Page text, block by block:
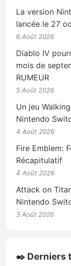
La version
lancée le 27
6 Août 2026
Diablo IV
mois de
RUMEUR
5 Août 2026
Un jeu
Nintendo
4 Août 2026
Fire Emblem:
Récapitulatif
4 Août 2026
Attack on
Nintendo
3 Août 2026
✒️ Derniers